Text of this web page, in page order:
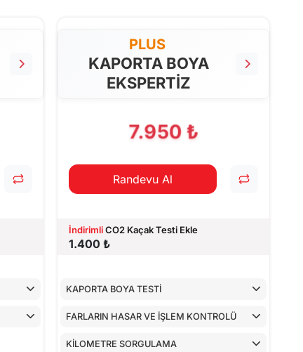
PLUS
KAPORTA BOYA
EKSPERTİZ
7.950 ₺
Randevu Al
İndirimliCO2 Kaçak Testi Ekle
1.400 ₺
KAPORTA BOYA TESTİ
FARLARIN HASAR VE İŞLEM KONTROLÜ
KİLOMETRE SORGULAMA